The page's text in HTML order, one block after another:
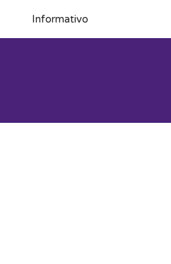
Informativo